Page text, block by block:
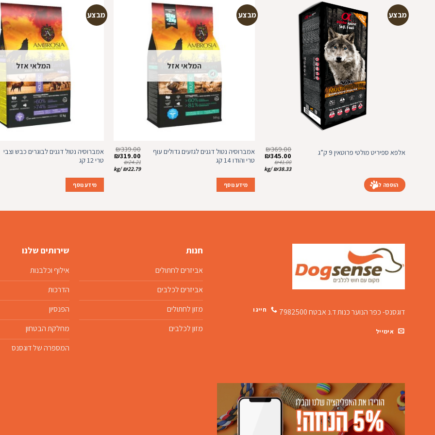
מבצע
אלפא ספיריט מולטי פרוטאין 9 ק”ג ₪369.00
המחיר
המקורי
היה:
₪369.00.
₪345.00 המחיר
הנוכחי
הוא:
₪345.00.
₪41.00
₪38.33
/
kg
הוספה לסל
מבצע
המלאי אזל
אמברוסיה נטול דגנים לגזעים גדולים עוף
טרי והודו 14 קג
₪339.00
המחיר
המקורי
היה:
₪339.00.
₪319.00 המחיר
הנוכחי
הוא:
₪319.00.
₪24.21
₪22.79
/
kg
מידע נוסף
מבצע
המלאי אזל
אמברוסיה נטול דגנים לבוגרים כבש וצבי
טרי 12 קג
מידע נוסף
דוגסנס- כפר הנוער כנותד.נ אבטח 7982500 חייגו
אימייל
חנות
אביזרים לחתולים
אביזרים לכלבים
מזון לחתולים
מזון לכלבים
שירותים שלנו
אילוף וכלבנות
הדרכות
הפנסיון
מחלקת הבטחון
המספרה של דוגסנס